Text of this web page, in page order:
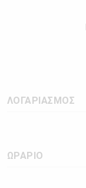
ΛΟΓΑΡΙΑΣΜΟΣ
ΩΡΑΡΙΟ